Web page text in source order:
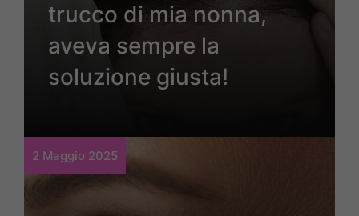
trucco di mia nonna,
aveva sempre la
soluzione giusta!
2 Maggio 2025